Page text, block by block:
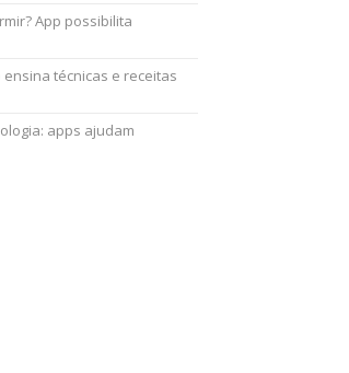
App possibilita
técnicas e receitas
apps ajudam